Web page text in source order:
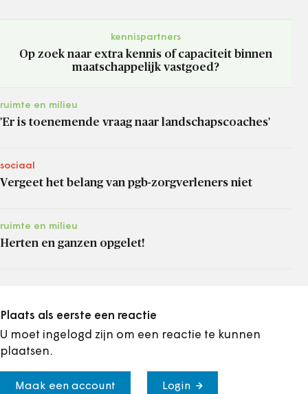
kennispartners
Op zoek naar extra kennis of capaciteit binnen
maatschappelijk vastgoed?
ruimte en milieu
'Er is toenemende vraag naar landschapscoaches'
sociaal
Vergeet het belang van pgb-zorgverleners niet
ruimte en milieu
Herten en ganzen opgelet!
Plaats als eerste een reactie
U moet ingelogd zijn om een reactie te kunnen
plaatsen.
Maak een account Login